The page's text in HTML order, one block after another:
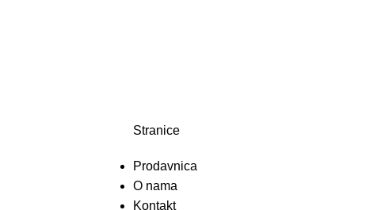
Stranice
Prodavnica
O nama
Kontakt